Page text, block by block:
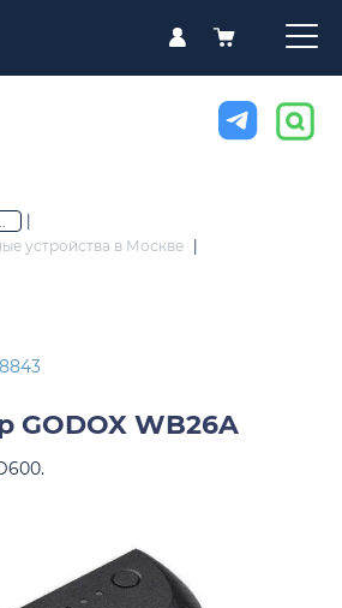
устройства в Москве
GODOX WB26A